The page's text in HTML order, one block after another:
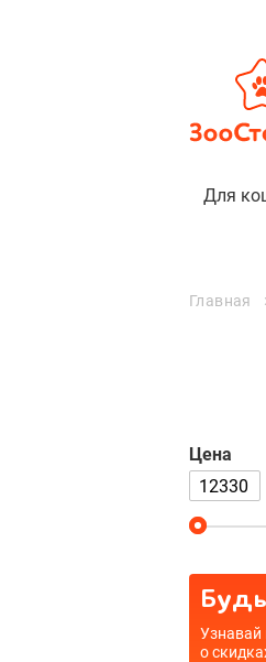
Для
Главная
Цена
Узнавай
о
Цена